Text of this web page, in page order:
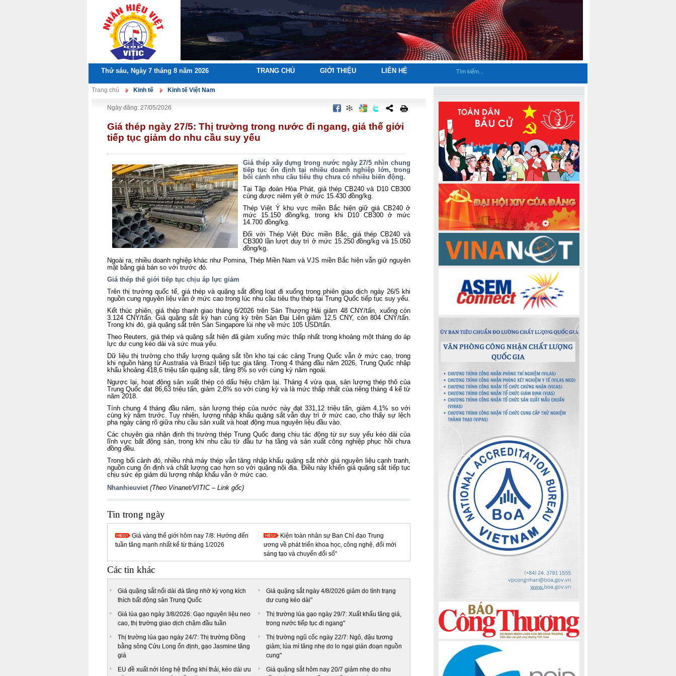
Thứ sáu, Ngày 7 tháng 8 năm 2026 TRANG CHỦ GIỚI THIỆU LIÊN HỆ
Trang chủ Kinh tế Kinh tế Việt Nam
Ngày đăng: 27/05/2026
Giá thép ngày 27/5: Thị trường trong nước đi ngang, giá thế giới
tiếp tục giảm do nhu cầu suy yếu
Giá thép xây dựng trong nước ngày 27/5 nhìn chung
tiếp tục ổn định tại nhiều doanh nghiệp lớn, trong
bối cảnh nhu cầu tiêu thụ chưa có nhiều biến động.
Tại Tập đoàn Hòa Phát, giá thép CB240 và D10 CB300
cùng được niêm yết ở mức 15.430 đồng/kg.
Thép Việt Ý khu vực miền Bắc hiện giữ giá CB240 ở
mức 15.150 đồng/kg, trong khi D10 CB300 ở mức
14.700 đồng/kg.
Đối với Thép Việt Đức miền Bắc, giá thép CB240 và
CB300 lần lượt duy trì ở mức 15.250 đồng/kg và 15.050
đồng/kg.
Ngoài ra, nhiều doanh nghiệp khác như Pomina, Thép Miền Nam và VJS miền Bắc hiện vẫn giữ nguyên
mặt bằng giá bán so với trước đó.
Giá thép thế giới tiếp tục chịu áp lực giảm
Trên thị trường quốc tế, giá thép và quặng sắt đồng loạt đi xuống trong phiên giao dịch ngày 26/5 khi
nguồn cung nguyên liệu vẫn ở mức cao trong lúc nhu cầu tiêu thụ thép tại Trung Quốc tiếp tục suy yếu.
Kết thúc phiên, giá thép thanh giao tháng 6/2026 trên Sàn Thượng Hải giảm 48 CNY/tấn, xuống còn
3.124 CNY/tấn. Giá quặng sắt kỳ hạn cùng kỳ trên Sàn Đại Liên giảm 12,5 CNY, còn 804 CNY/tấn.
Trong khi đó, giá quặng sắt trên Sàn Singapore lùi nhẹ về mức 105 USD/tấn.
Theo Reuters, giá thép và quặng sắt hiện đã giảm xuống mức thấp nhất trong khoảng một tháng do áp
lực dư cung kéo dài và sức mua yếu.
Dữ liệu thị trường cho thấy lượng quặng sắt tồn kho tại các cảng Trung Quốc vẫn ở mức cao, trong
khi nguồn hàng từ Australia và Brazil tiếp tục gia tăng. Trong 4 tháng đầu năm 2026, Trung Quốc nhập
khẩu khoảng 418,6 triệu tấn quặng sắt, tăng 8% so với cùng kỳ năm ngoái.
Ngược lại, hoạt động sản xuất thép có dấu hiệu chậm lại. Tháng 4 vừa qua, sản lượng thép thô của
Trung Quốc đạt 86,63 triệu tấn, giảm 2,8% so với cùng kỳ và là mức thấp nhất của riêng tháng 4 kể từ
năm 2018.
Tính chung 4 tháng đầu năm, sản lượng thép của nước này đạt 331,12 triệu tấn, giảm 4,1% so với
cùng kỳ năm trước. Tuy nhiên, lượng nhập khẩu quặng sắt vẫn duy trì ở mức cao, cho thấy sự lệch
pha ngày càng rõ giữa nhu cầu sản xuất và hoạt động mua nguyên liệu đầu vào.
Các chuyên gia nhận định thị trường thép Trung Quốc đang chịu tác động từ sự suy yếu kéo dài của
lĩnh vực bất động sản, trong khi nhu cầu từ đầu tư hạ tầng và sản xuất công nghiệp phục hồi chưa
đồng đều.
Trong bối cảnh đó, nhiều nhà máy thép vẫn tăng nhập khẩu quặng sắt nhờ giá nguyên liệu cạnh tranh,
nguồn cung ổn định và chất lượng cao hơn so với quặng nội địa. Điều này khiến giá quặng sắt tiếp tục
chịu sức ép giảm dù lượng nhập khẩu vẫn ở mức cao.
Nhanhieuviet(Theo Vinanet/VITIC – Link gốc)
Tin trong ngày
Giá vàng thế giới hôm nay 7/8: Hướng đến
tuần tăng mạnh nhất kể từ tháng 1/2026
Kiện toàn nhân sự Ban Chỉ đạo Trung
ương về phát triển khoa học, công nghệ, đổi mới
sáng tạo và chuyển đổi số"
Các tin khác
Giá quặng sắt nối dài đà tăng nhờ kỳ vọng kích
thích bất động sản Trung Quốc
Giá quặng sắt ngày 4/8/2026 giảm do tình trạng
dư cung kéo dài"
Giá lúa gạo ngày 3/8/2026: Gạo nguyên liệu neo
cao, thị trường giao dịch chậm đầu tuần
Thị trường lúa gạo ngày 29/7: Xuất khẩu tăng giá,
trong nước tiếp tục đi ngang"
Thị trường lúa gạo ngày 24/7: Thị trường Đồng
bằng sông Cửu Long ổn định, gạo Jasmine tăng
giá
Thị trường ngũ cốc ngày 22/7: Ngô, đậu tương
giảm; lúa mì tăng nhẹ do lo ngại gián đoạn nguồn
cung"
EU đề xuất nới lỏng hệ thống khí thải, kéo dài ưu
Giá quặng sắt hôm nay 20/7 giảm nhẹ do nhu